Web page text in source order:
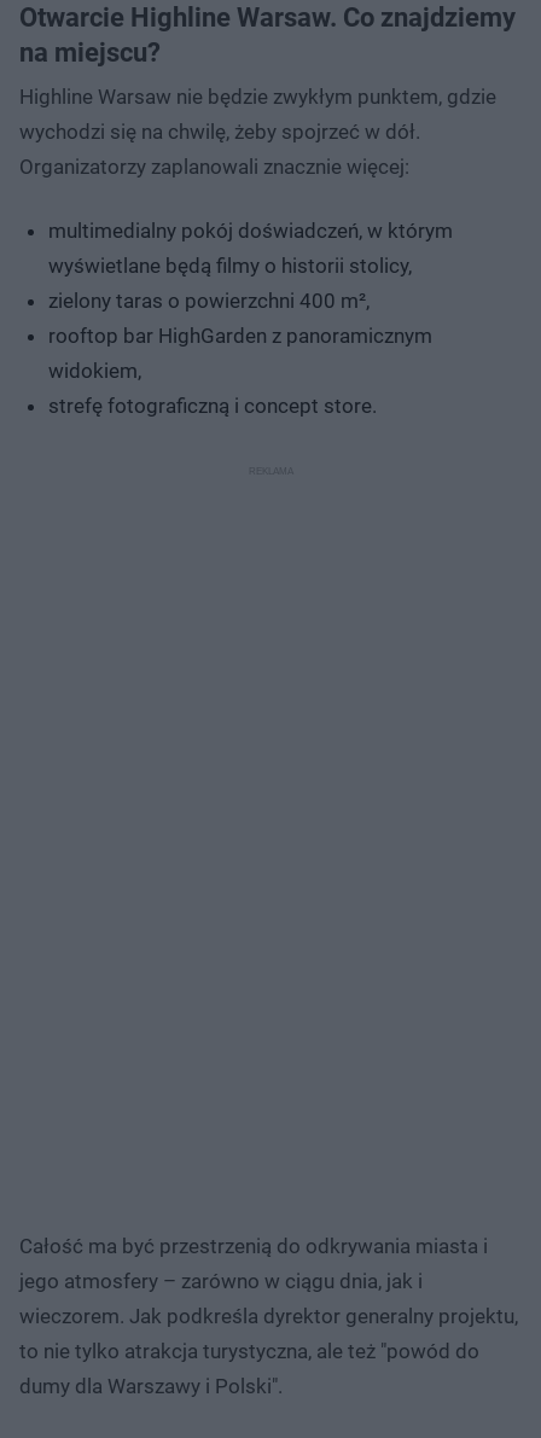
Otwarcie Highline Warsaw. Co znajdziemy
na miejscu?
Highline Warsaw nie będzie zwykłym punktem, gdzie
wychodzi się na chwilę, żeby spojrzeć w dół.
Organizatorzy zaplanowali znacznie więcej:
multimedialny pokój doświadczeń, w którym
wyświetlane będą filmy o historii stolicy,
zielony taras o powierzchni 400 m²,
rooftop bar HighGarden z panoramicznym
widokiem,
strefę fotograficzną i concept store.
Całość ma być przestrzenią do odkrywania miasta i
jego atmosfery – zarówno w ciągu dnia, jak i
wieczorem. Jak podkreśla dyrektor generalny projektu,
to nie tylko atrakcja turystyczna, ale też "powód do
dumy dla Warszawy i Polski".